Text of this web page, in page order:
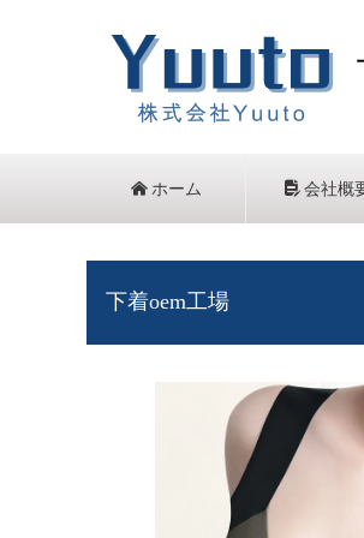
낀 ホーム 넖 会社概
下着oem工場